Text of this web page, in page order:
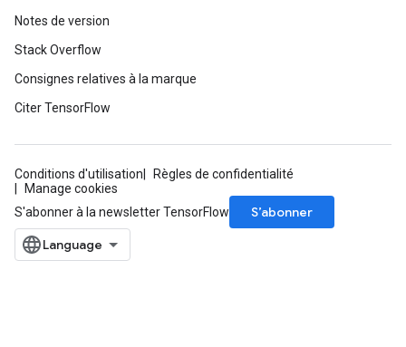
Notes de version
Stack Overflow
Consignes relatives à la marque
Citer TensorFlow
Conditions d'utilisation
Règles de confidentialité
Manage cookies
S'abonner à la newsletter TensorFlow
S’abonner